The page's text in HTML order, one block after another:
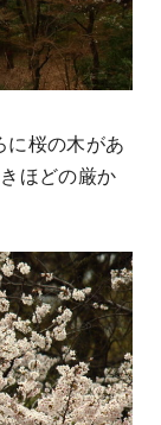
に桜の木があ
ほどの厳か